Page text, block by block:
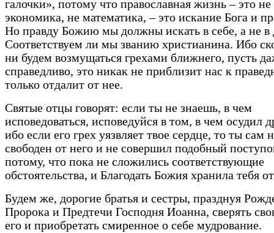
галочки», потому что православная жизнь – это не
экономика, не математика, – это искание Бога и
Но правду Божию мы должны искать в себе, а не в
Соответствуем ли мы званию христианина. Ибо
ни будем возмущаться грехами ближнего, пусть
справедливо, это никак не приблизит нас к
только отдалит от нее.
Святые отцы говорят: если ты не знаешь, в чем
исповедоваться, исповедуйся в том, в чем осудил
ибо если его грех уязвляет твое сердце, то ты сам
свободен от него и не совершил подобный
потому, что пока не сложились соответствующие
обстоятельства, и Благодать Божия хранила тебя
Будем же, дорогие братья и сестры, празднуя
Пророка и Предтечи Господня Иоанна, сверять
его и приобретать смиренное о себе мудрование.